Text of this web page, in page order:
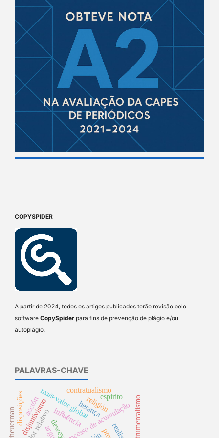
COPYSPIDER
A partir de 2024, todos os artigos publicados terão revisão pelo
software CopySpider para fins de prevenção de plágio e/ou
autoplágio.
PALAVRAS-CHAVE
processo de acumulação
mais-valor global
disjuntivismo religión instrumentalismo
dewey
espirito
influênciaherança
contratualismo
disposiçõesacción